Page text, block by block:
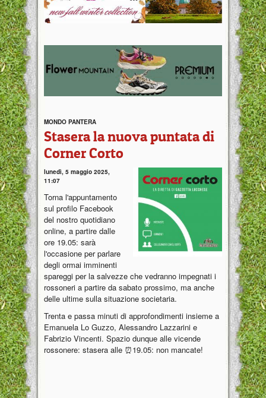
MONDO PANTERA
Stasera la nuova puntata di
Corner Corto
lunedì, 5 maggio 2025,
11:07
Torna l'appuntamento
sul profilo Facebook
del nostro quotidiano
online, a partire dalle
ore 19.05: sarà
l'occasione per parlare
degli ormai imminenti
spareggi per la salvezze che vedranno impegnati i
rossoneri a partire da sabato prossimo, ma anche
delle ultime sulla situazione societaria.
Trenta e passa minuti di approfondimenti insieme a
Emanuela Lo Guzzo, Alessandro Lazzarini e
Fabrizio Vincenti. Spazio dunque alle vicende
rossonere: stasera alle ⏰19.05: non mancate!